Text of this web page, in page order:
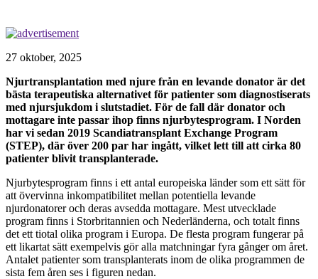
27 oktober, 2025
Njurtransplantation med njure från en levande donator är det
bästa terapeutiska alternativet för patienter som diagnostiserats
med njursjukdom i slutstadiet. För de fall där donator och
mottagare inte passar ihop finns njurbytesprogram. I Norden
har vi sedan 2019 Scandiatransplant Exchange Program
(STEP), där över 200 par har ingått, vilket lett till att cirka 80
patienter blivit transplanterade.
Njurbytesprogram finns i ett antal europeiska länder som ett sätt för
att övervinna inkompatibilitet mellan potentiella levande
njurdonatorer och deras avsedda mottagare. Mest utvecklade
program finns i Storbritannien och Nederländerna, och totalt finns
det ett tiotal olika program i Europa. De flesta program fungerar på
ett likartat sätt exempelvis gör alla matchningar fyra gånger om året.
Antalet patienter som transplanterats inom de olika programmen de
sista fem åren ses i figuren nedan.